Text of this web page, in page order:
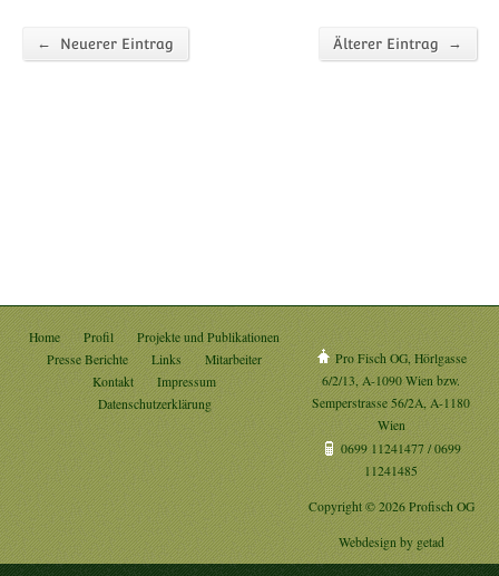
← Neuerer Eintrag Älterer Eintrag →
Home Profil
Projekte und Publikationen
Presse Berichte
Links
Mitarbeiter
Kontakt
Impressum
Datenschutzerklärung
Pro Fisch OG, Hörlgasse
6/2/13, A-1090 Wien bzw.
Semperstrasse 56/2A, A-1180
Wien
0699 11241477 / 0699
11241485
Copyright © 2026 Profisch OG
Webdesign bygetad